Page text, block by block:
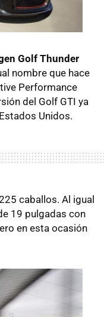
Golf Thunder
nombre que hace
Performance
del Golf GTI ya
Unidos.
caballos. Al igual
19 pulgadas con
en esta ocasión